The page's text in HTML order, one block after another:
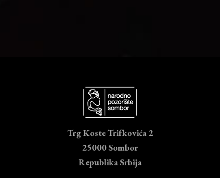
Trg Koste Trifkovića 2
25000 Sombor
Republika Srbija